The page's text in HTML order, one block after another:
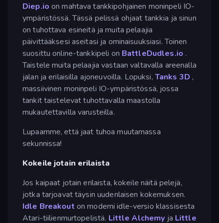
Diep.io on mahtava tankkipohjainen moninpeli IO-
ympäristössä. Tässä pelissä ohjaat tankkia ja sinun
on tuhottava esineitä ja muita pelaajia
päivittääksesi aseitasi ja ominaisuuksiasi. Toinen
suosittu online-tankkipeli on BattleDudles.io .
Taistele muita pelaajia vastaan valtavalla areenalla
jalan ja erilaisilla ajoneuvoilla. Lopuksi, Tanks 3D ,
massiivinen moninpeli IO-ympäristössä, jossa
tankit taistelevat tuhottavalla maastolla
mukautettavilla varusteilla.
Lupaamme, että jaat tuhoa muutamassa
sekunnissa!
Kokeile jotain erilaista
Jos kaipaat jotain erilaista, kokeile näitä pelejä,
jotka tarjoavat täysin uudenlaisen kokemuksen.
Idle Breakout on moderni idle-versio klassisesta
Atari-tiilienmurtopelistä. Little Alchemy ja Little